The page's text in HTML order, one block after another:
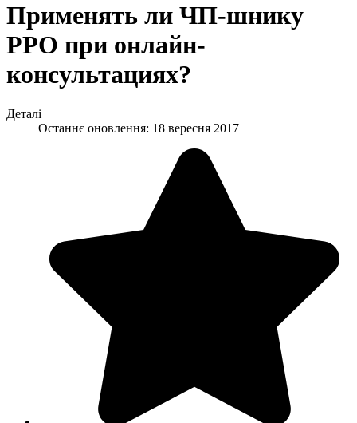
Применять ли ЧП-шнику
РРО при онлайн-
консультациях?
Деталі
Останнє оновлення: 18 вересня 2017